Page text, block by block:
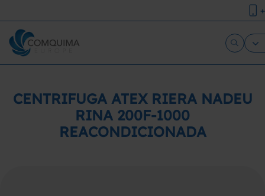
CENTRIFUGA ATEX RIERA NADEU
RINA 200F-1000
REACONDICIONADA